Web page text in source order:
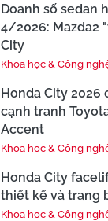
Doanh số sedan
4/2026: Mazda2
City
Khoa học & Công
Honda City 2026
cạnh tranh
Accent
Khoa học & Công
Honda City
thiết kế và trang
Khoa học & Công